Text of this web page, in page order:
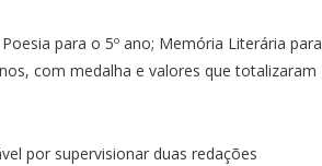
para o 5º ano; Memória Literária para
com medalha e valores que totalizaram
por supervisionar duas redações